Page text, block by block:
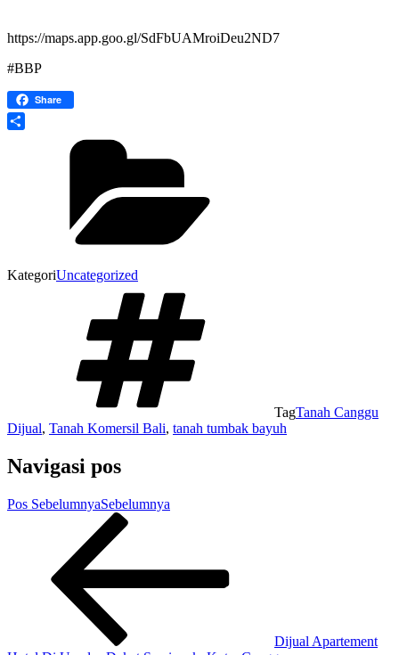
https://maps.app.goo.gl/SdFbUAMroiDeu2ND7
#BBP
Share
KategoriUncategorized
TagTanah Canggu
Dijual, Tanah Komersil Bali, tanah tumbak bayuh
Navigasi pos
Pos SebelumnyaSebelumnya
Dijual Apartement